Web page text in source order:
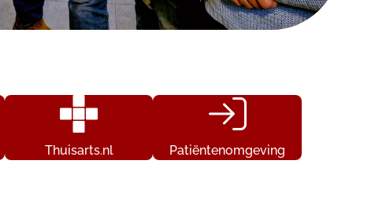
Thuisarts.nl Patiëntenomgeving